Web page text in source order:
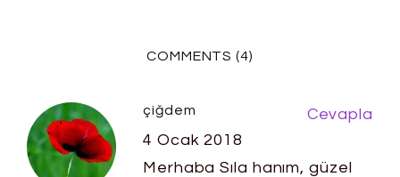
COMMENTS (4)
çiğdem
4 Ocak 2018
Merhaba Sıla hanım, güzel
Cevapla